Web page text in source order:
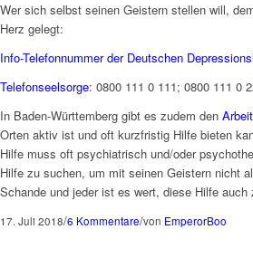
Wer sich selbst seinen Geistern stellen will,
Herz gelegt:
Info-Telefonnummer der Deutschen
Telefonseelsorge: 0800 111 0 111; 0800 111 0
In Baden-Württemberg gibt es zudem den
Orten aktiv ist und oft kurzfristig Hilfe bieten
Hilfe muss oft psychiatrisch und/oder
Hilfe zu suchen, um mit seinen Geistern nicht
Schande und jeder ist es wert, diese Hilfe auch
17. Juli 2018/6 Kommentare/von EmperorBoo